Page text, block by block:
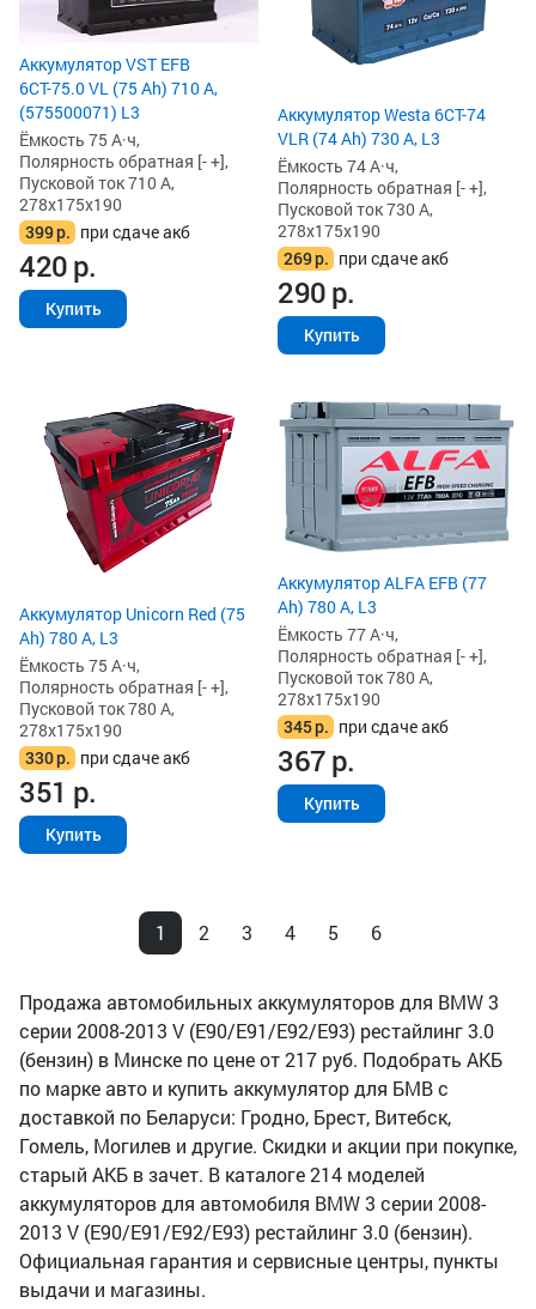
Аккумулятор VST EFB
6СТ-75.0 VL (75 Ah) 710 А,
(575500071) L3
Ёмкость 75 А·ч,
Полярность обратная [- +],
Пусковой ток 710 А,
278x175x190
399р. при сдаче акб
420р.
Купить
Аккумулятор Westa 6СТ-74
VLR (74 Ah) 730 А, L3
Ёмкость 74 А·ч,
Полярность обратная [- +],
Пусковой ток 730 А,
278x175x190
269р. при сдаче акб
290р.
Купить
Аккумулятор Unicorn Red (75
Ah) 780 А, L3
Ёмкость 75 А·ч,
Полярность обратная [- +],
Пусковой ток 780 А,
278x175x190
330р. при сдаче акб
351 р.
Купить
Аккумулятор ALFA EFB (77
Ah) 780 А, L3
Ёмкость 77 А·ч,
Полярность обратная [- +],
Пусковой ток 780 А,
278x175x190
345р. при сдаче акб
367р.
Купить
1 2 3 4 5 6
Продажа автомобильных аккумуляторов для BMW 3
серии 2008-2013 V (E90/E91/E92/E93) рестайлинг 3.0
(бензин) в Минске по цене от 217 руб. Подобрать АКБ
по марке авто и купить аккумулятор для БМВ с
доставкой по Беларуси: Гродно, Брест, Витебск,
Гомель, Могилев и другие. Скидки и акции при покупке,
старый АКБ в зачет. В каталоге 214 моделей
аккумуляторов для автомобиля BMW 3 серии 2008-
2013 V (E90/E91/E92/E93) рестайлинг 3.0 (бензин).
Официальная гарантия и сервисные центры, пункты
выдачи и магазины.